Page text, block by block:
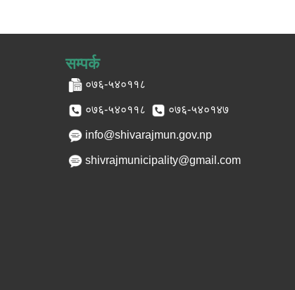
सम्पर्क
०७६-५४०११८
०७६-५४०११८ ०७६-५४०१४७
info@shivarajmun.gov.np
shivrajmunicipality@gmail.com